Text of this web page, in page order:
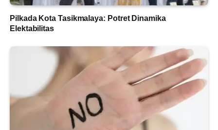
Pilkada Kota Tasikmalaya: Potret Dinamika
Elektabilitas